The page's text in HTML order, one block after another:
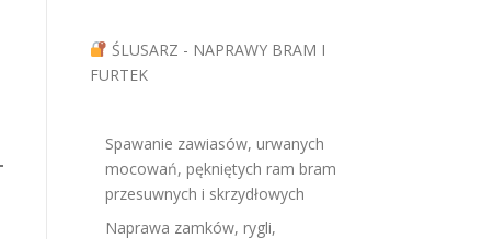
ŚLUSARZ - NAPRAWY BRAM I
FURTEK
Spawanie zawiasów, urwanych
mocowań, pękniętych ram bram
przesuwnych i skrzydłowych
Naprawa zamków, rygli,